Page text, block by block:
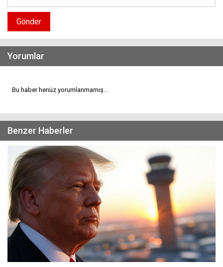
Gönder
Yorumlar
Bu haber henüz yorumlanmamış...
Benzer Haberler